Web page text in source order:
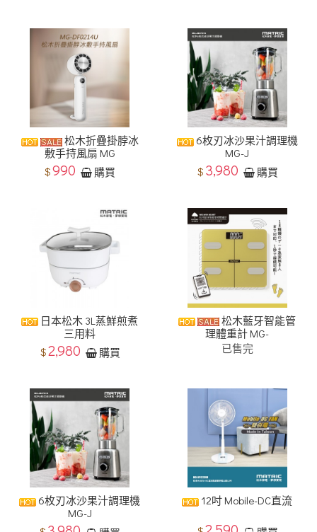
松木折疊掛脖冰
敷手持風扇 MG
$990 購買
6枚刃冰沙果汁調理機
MG-J
$ 3,980 購買
​日本松木 3L蒸鮮煎煮
三用料
$2,980 購買
松木藍牙智能管
理體重計 MG-
已售完
6枚刃冰沙果汁調理機
MG-J
12吋 Mobile-DC直流